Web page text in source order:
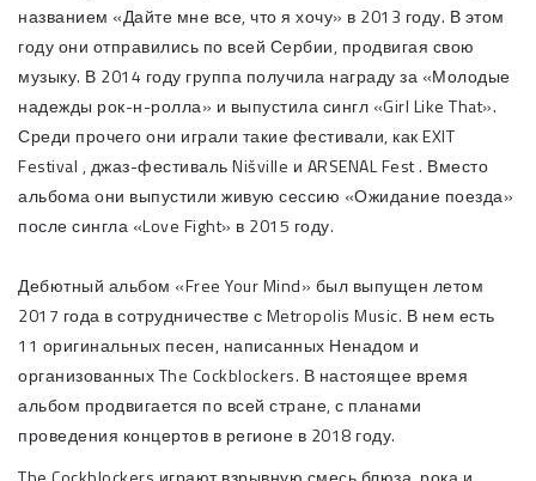
названием «Дайте мне все, что я хочу» в 2013 году. В этом
году они отправились по всей Сербии, продвигая свою
музыку. В 2014 году группа получила награду за «Молодые
надежды рок-н-ролла» и выпустила сингл «Girl Like That».
Среди прочего они играли такие фестивали, как EXIT
Festival , джаз-фестиваль Nišville и ARSENAL Fest . Вместо
альбома они выпустили живую сессию «Ожидание поезда»
после сингла «Love Fight» в 2015 году.
Дебютный альбом «Free Your Mind» был выпущен летом
2017 года в сотрудничестве с Metropolis Music. В нем есть
11 оригинальных песен, написанных Ненадом и
организованных The Cockblockers. В настоящее время
альбом продвигается по всей стране, с планами
проведения концертов в регионе в 2018 году.